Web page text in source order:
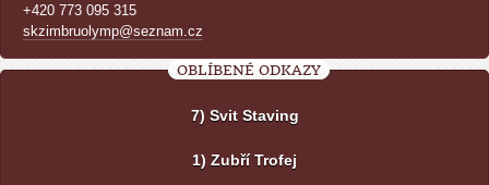
+420 773 095 315
skzimbruolymp@seznam.cz
OBLÍBENÉ ODKAZY
7) Svit Staving
1) Zubří Trofej